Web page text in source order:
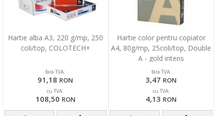
Hartie alba A3, 220 g/mp, 250
coli/top, COLOTECH+
fara TVA:
91,18 RON
cu TVA:
108,50 RON
Hartie color pentru copiator
A4, 80g/mp, 25coli/top, Double
A - gold intens
fara TVA:
3,47 RON
cu TVA:
4,13 RON